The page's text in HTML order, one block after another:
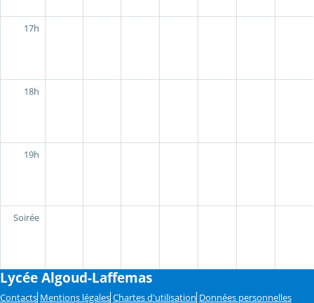
17h
18h
19h
Soirée
Lycée Algoud-Laffemas
Contacts Mentions légales Chartes d'utilisation Données personnelles